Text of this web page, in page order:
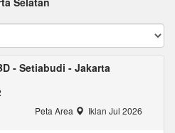
- Setiabudi - Jakarta
Peta Area Iklan Jul 2026